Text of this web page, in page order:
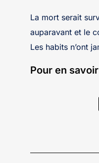
La mort serait
auparavant et le
Les habits n’ont
Pour en